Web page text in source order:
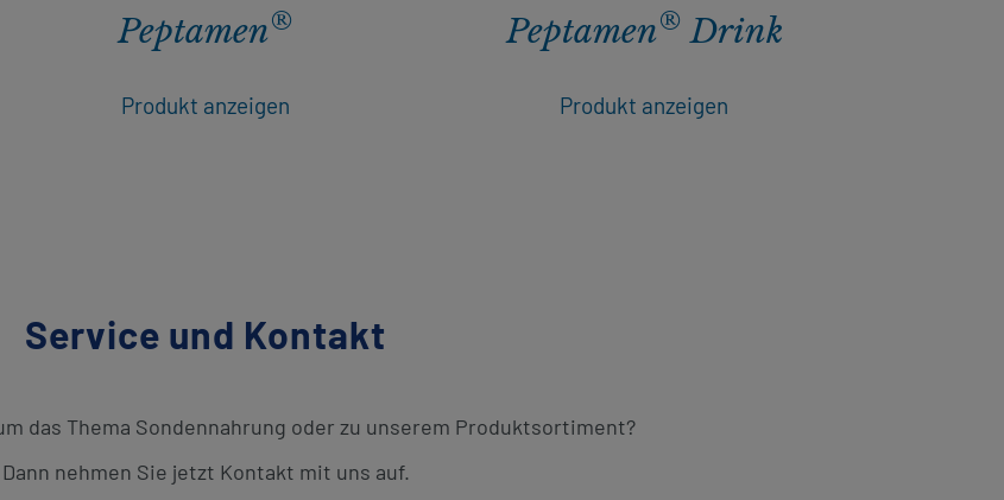
Peptamen®
Produkt anzeigen
Peptamen® Drink
Produkt anzeigen
Service und Kontakt
das Thema Sondennahrung oder zu unserem Produktsortiment?
Dann nehmen Sie jetzt Kontakt mit uns auf.